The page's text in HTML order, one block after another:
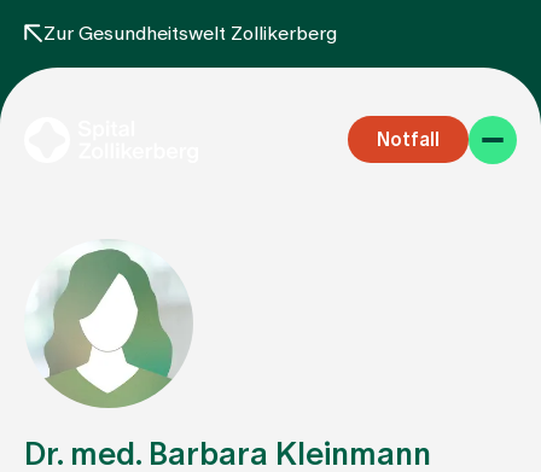
Zur Gesundheitswelt Zollikerberg
Notfall
Fachbereiche
Aufenthalt
Dr. med. Barbara Kleinmann